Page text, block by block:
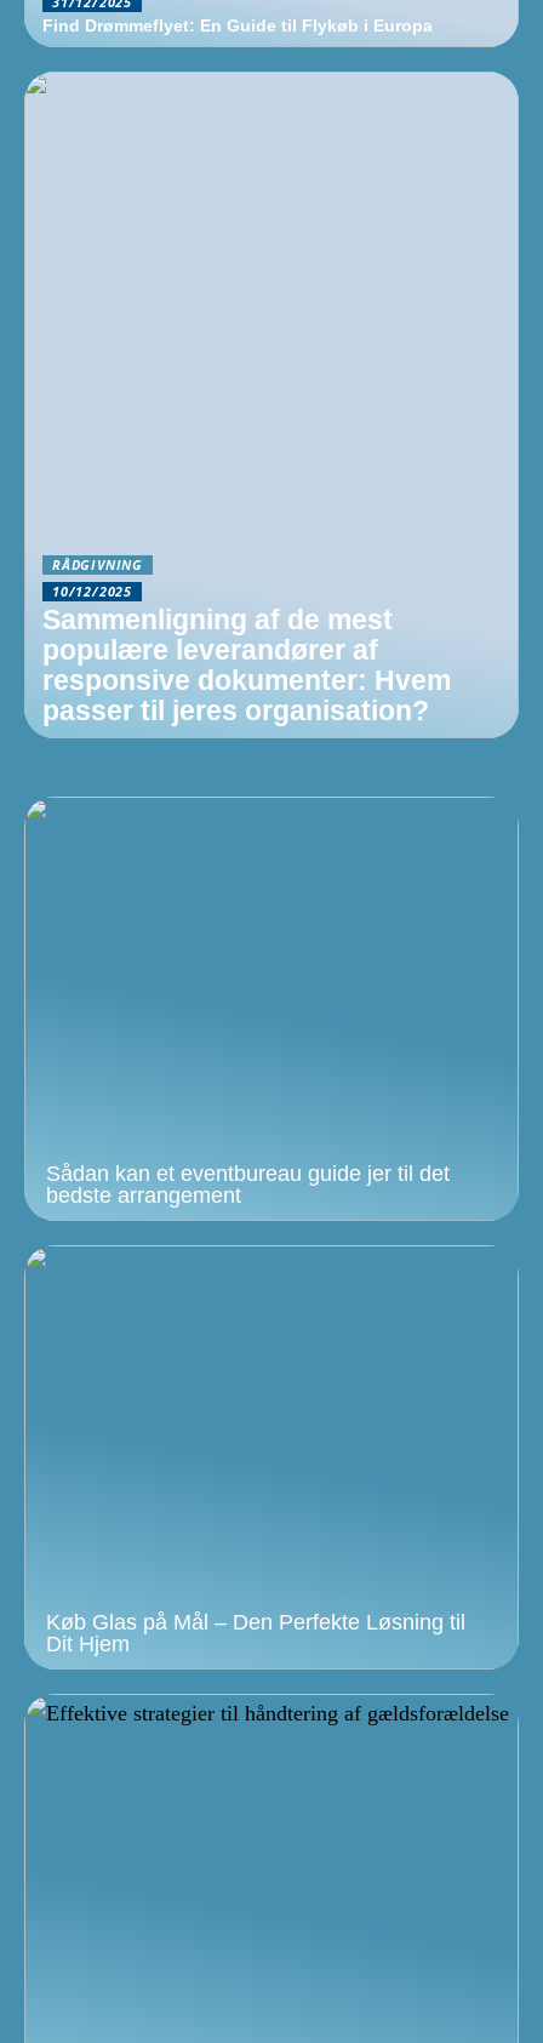
Find Drømmeflyet: En Guide til Flykøb i Europa
RÅDGIVNING
10/12/2025
Sammenligning af de mest
populære leverandører af
responsive dokumenter: Hvem
passer til jeres organisation?
Sådan kan et eventbureau guide jer til det
bedste arrangement
Køb Glas på Mål – Den Perfekte Løsning til
Dit Hjem